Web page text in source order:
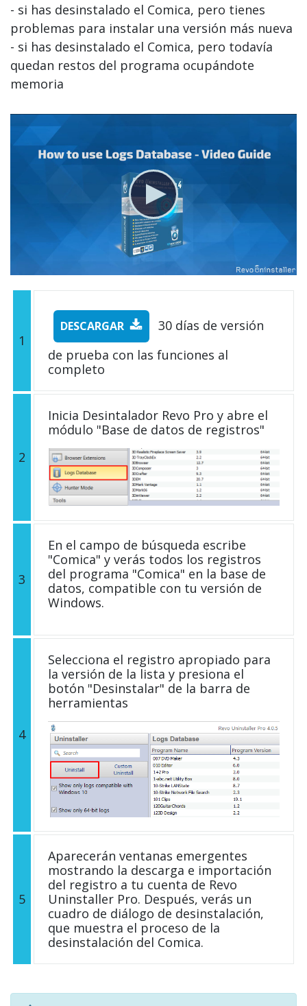
- si has desinstalado el Comica, pero tienes
problemas para instalar una versión más nueva
- si has desinstalado el Comica, pero todavía
quedan restos del programa ocupándote
memoria
1
DESCARGAR
30 días de versión
de prueba con las funciones al
completo
2
Inicia Desintalador Revo Pro y abre el
módulo "Base de datos de registros"
3
En el campo de búsqueda escribe
"Comica" y verás todos los registros
del programa "Comica" en la base de
datos, compatible con tu versión de
Windows.
4
Selecciona el registro apropiado para
la versión de la lista y presiona el
botón "Desinstalar" de la barra de
herramientas
5
Aparecerán ventanas emergentes
mostrando la descarga e importación
del registro a tu cuenta de Revo
Uninstaller Pro. Después, verás un
cuadro de diálogo de desinstalación,
que muestra el proceso de la
desinstalación del Comica.